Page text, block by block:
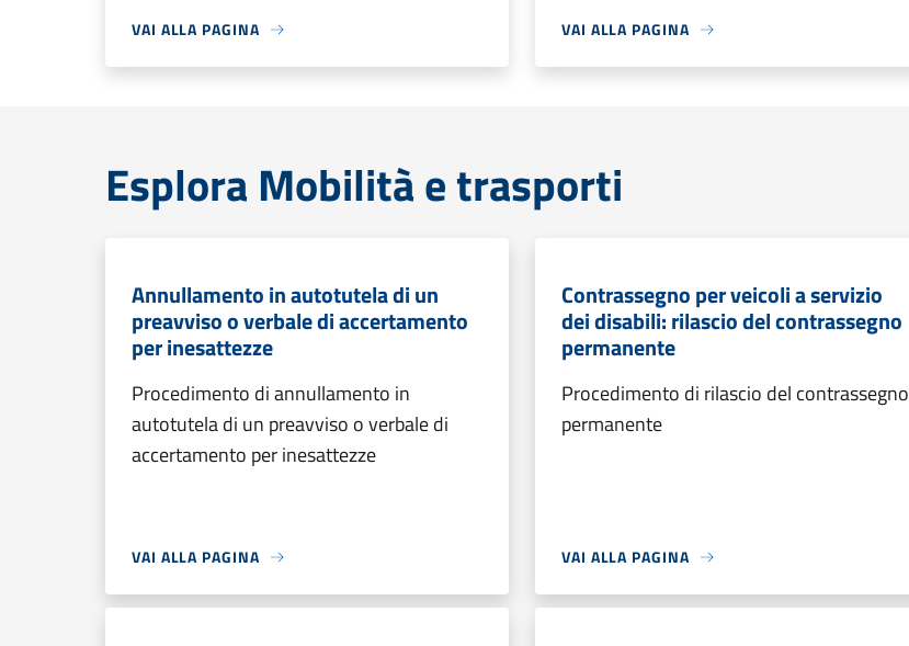
VAI ALLA PAGINA VAI ALLA PAGINA
Esplora Mobilità e trasporti
Annullamento in autotutela di un
preavviso o verbale di accertamento
per inesattezze
Procedimento di annullamento in
autotutela di un preavviso o verbale di
accertamento per inesattezze
VAI ALLA PAGINA
Contrassegno per veicoli a servizio
dei disabili: rilascio del contrassegno
permanente
Procedimento di rilascio del contrassegno
permanente
VAI ALLA PAGINA